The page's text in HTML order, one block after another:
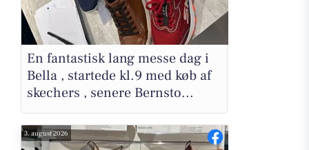
En fantastisk lang messe dag i
Bella , startede kl.9 med køb af
skechers , senere Bernsto...
3. august 2026